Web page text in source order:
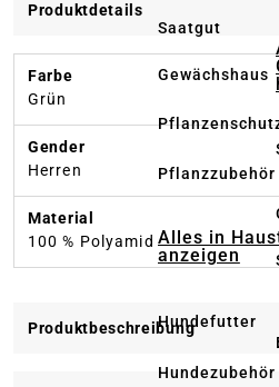
Saatgut
Gewächshaus
Pflanzzubehör
Alles in
anzeigen
Hundefutter
Hundezubehör
Produktdetails
Farbe
Grün
Gender
Herren
Material
100 % Polyamid
Produktbeschreibung